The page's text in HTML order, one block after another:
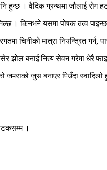
। वैदिक ग्रन्थमा जौलाई रोग
। किनभने यसमा पोषक तत्व
चिनीको मात्रा नियन्त्रित
झोल बनाई नित्य सेवन गरेमा धेरै
जुस बनाएर पिउँदा
।